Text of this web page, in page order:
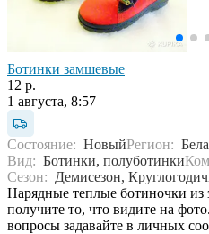
Ботинки замшевые
12 р.
1 августа, 8:57
Состояние: НовыйРегион:
Вид: Ботинки, полуботинки
Сезон: Демисезон,
Нарядные теплые ботиночки
получите то, что видите на
вопросы задавайте в личных